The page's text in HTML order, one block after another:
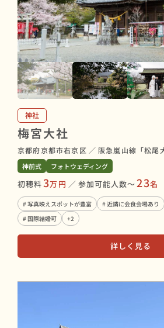
神社
梅宮大社
京都府京都市右京区 ／ 阪急嵐山線「松尾
神前式 フォトウェディング
初穂料3万円 ／ 参加可能人数〜 23名
# 写真映えスポットが豊富 # 近隣に会食会場あり
# 国際結婚可
+2
詳しく見る